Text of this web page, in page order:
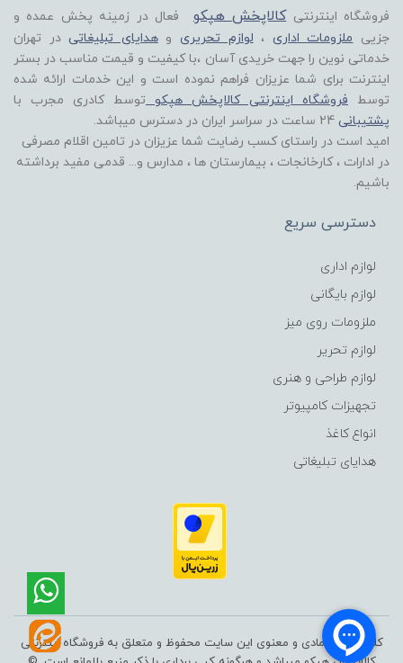
فروشگاه اینترنتی کالاپخش هپکو
فعال در زمینه پخش عمده و
جزیی ملزومات اداری ، لوازم تحریری وهدایای تبلیغاتیدر تهران
خدماتی نوین را جهت خریدی آسان ،با کیفیت و قیمت مناسب در بستر
اینترنت برای شما عزیزان فراهم نموده است و این خدمات ارائه شده
توسط فروشگاه اینترنتی کالاپخش هپکو
توسط کادری مجرب با
پشتیبانی
امید است در راستای کسب رضایت شما عزیزان در تامین اقلام مصرفی
در ادارات ، کارخانجات ، بیمارستان ها ، مدارس و... قدمی مفید برداشته
باشیم.
دسترسی سریع
لوازم اداری
لوازم بایگانی
ملزومات روی میز
لوازم تحریر
لوازم طراحی و هنری
تجهیزات کامپیوتر
انواع کاغذ
هدایای تبلیغاتی
کلیه حقوق مادی و معنوی این سایت محفوظ و متعلق به فروشگاه اینترنتی